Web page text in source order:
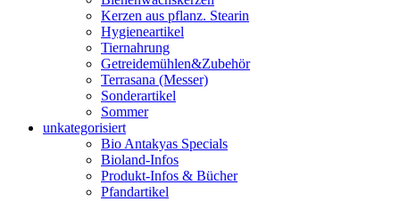
Kerzen aus pflanz. Stearin
Hygieneartikel
Tiernahrung
Getreidemühlen&Zubehör
Terrasana (Messer)
Sonderartikel
Sommer
unkategorisiert
Bio Antakyas Specials
Bioland-Infos
Produkt-Infos & Bücher
Pfandartikel